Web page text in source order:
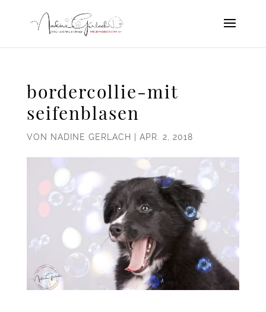
bordercollie-mit
seifenblasen
VON NADINE GERLACH APR. 2, 2018